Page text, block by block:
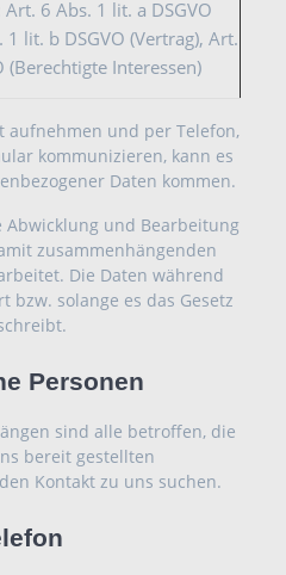
6 Abs. 1 lit. a DSGVO
lit. b DSGVO (Vertrag), Art.
(Berechtigte Interessen)
aufnehmen und per Telefon,
kommunizieren, kann es
Daten kommen.
und Bearbeitung
zusammenhängenden
Die Daten während
bzw. solange es das Gesetz
Personen
sind alle betroffen, die
bereit gestellten
Kontakt zu uns suchen.